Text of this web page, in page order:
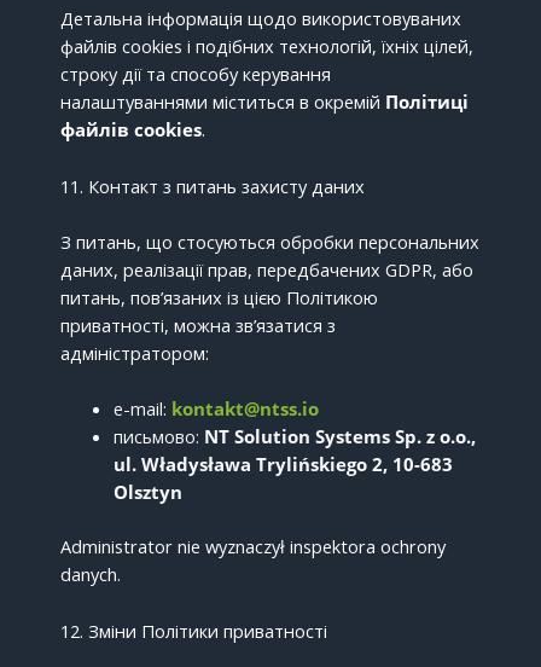
Детальна інформація щодо використовуваних
файлів cookies і подібних технологій, їхніх цілей,
строку дії та способу керування
налаштуваннями міститься в окремій Політиці
файлів cookies.
11. Контакт з питань захисту даних
З питань, що стосуються обробки персональних
даних, реалізації прав, передбачених GDPR, або
питань, пов’язаних із цією Політикою
приватності, можна зв’язатися з
адміністратором:
e-mail: kontakt@ntss.io
письмово: NT Solution Systems Sp. z o.o.,
ul. Władysława Trylińskiego 2, 10-683
Olsztyn
Administrator nie wyznaczył inspektora ochrony
danych.
12. Зміни Політики приватності